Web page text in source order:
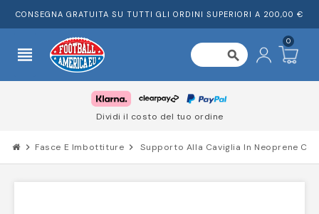
CONSEGNA GRATUITA SU TUTTI GLI ORDINI SUPERIORI A 200,00 €
view_headline search
0
Dividi il costo del tuo ordine
chevron_right Fasce E Imbottiture chevron_right Supporto Alla Caviglia In Neoprene